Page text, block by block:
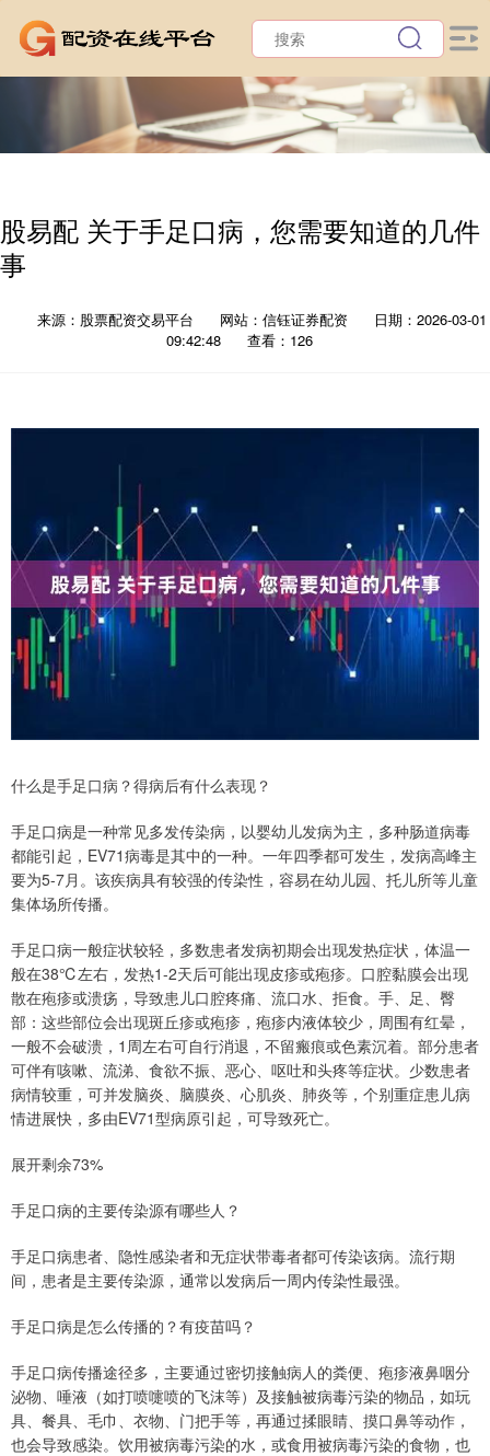
股易配 关于手足口病，您需要知道的几件
事
来源：股票配资交易平台 网站：信钰证券配资
日期：2026-03-01
09:42:48
查看：126
什么是手足口病？得病后有什么表现？
手足口病是一种常见多发传染病，以婴幼儿发病为主，多种肠道病毒
都能引起，EV71病毒是其中的一种。一年四季都可发生，发病高峰主
要为5-7月。该疾病具有较强的传染性，容易在幼儿园、托儿所等儿童
集体场所传播。
手足口病一般症状较轻，多数患者发病初期会出现发热症状，体温一
般在38℃左右，发热1-2天后可能出现皮疹或疱疹。口腔黏膜会出现
散在疱疹或溃疡，导致患儿口腔疼痛、流口水、拒食。手、足、臀
部：这些部位会出现斑丘疹或疱疹，疱疹内液体较少，周围有红晕，
一般不会破溃，1周左右可自行消退，不留瘢痕或色素沉着。部分患者
可伴有咳嗽、流涕、食欲不振、恶心、呕吐和头疼等症状。少数患者
病情较重，可并发脑炎、脑膜炎、心肌炎、肺炎等，个别重症患儿病
情进展快，多由EV71型病原引起，可导致死亡。
展开剩余73%
手足口病的主要传染源有哪些人？
手足口病患者、隐性感染者和无症状带毒者都可传染该病。流行期
间，患者是主要传染源，通常以发病后一周内传染性最强。
手足口病是怎么传播的？有疫苗吗？
手足口病传播途径多，主要通过密切接触病人的粪便、疱疹液鼻咽分
泌物、唾液（如打喷嚏喷的飞沫等）及接触被病毒污染的物品，如玩
具、餐具、毛巾、衣物、门把手等，再通过揉眼睛、摸口鼻等动作，
也会导致感染。饮用被病毒污染的水，或食用被病毒污染的食物，也